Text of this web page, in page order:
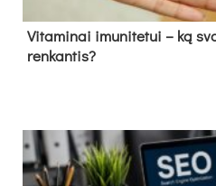
Vitaminai imunitetui – ką
renkantis?